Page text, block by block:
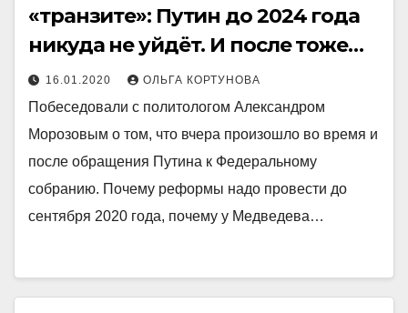
«транзите»: Путин до 2024 года
никуда не уйдёт. И после тоже…
16.01.2020 ОЛЬГА КОРТУНОВА
Побеседовали с политологом Александром
Морозовым о том, что вчера произошло во время и
после обращения Путина к Федеральному
собранию. Почему реформы надо провести до
сентября 2020 года, почему у Медведева…